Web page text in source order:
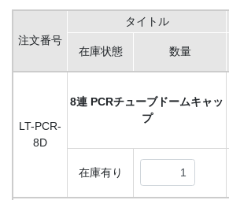
注文番号
タイトル
在庫状態 数量
LT-PCR-
8D
8連 PCRチューブドームキャッ
プ
在庫有り